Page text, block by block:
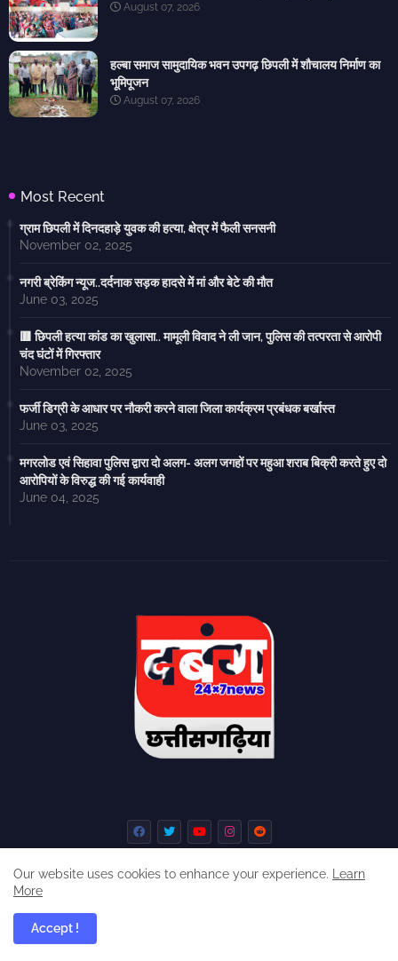
August 07, 2026
हल्बा समाज सामुदायिक भवन उपगढ़ छिपली में शौचालय निर्माण का
भूमिपूजन
August 07, 2026
Most Recent
ग्राम छिपली में दिनदहाड़े युवक की हत्या, क्षेत्र में फैली सनसनी
November 02, 2025
नगरी ब्रेकिंग न्यूज..दर्दनाक सड़क हादसे में मां और बेटे की मौत
June 03, 2025
🟥 छिपली हत्या कांड का खुलासा.. मामूली विवाद ने ली जान, पुलिस की तत्परता से आरोपी
चंद घंटों में गिरफ्तार
November 02, 2025
फर्जी डिग्री के आधार पर नौकरी करने वाला जिला कार्यक्रम प्रबंधक बर्खास्त
June 03, 2025
मगरलोड एवं सिहावा पुलिस द्वारा दो अलग- अलग जगहों पर महुआ शराब बिक्री करते हुए दो
आरोपियों के विरुद्ध की गई कार्यवाही
June 04, 2025
Our website uses cookies to enhance your experience.
Learn
More
Accept !